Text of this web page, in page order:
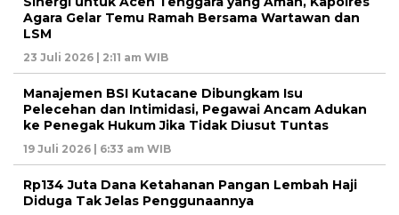
Agara Gelar Temu Ramah Bersama Wartawan dan
LSM
23 Juli 2026 | 2:11 am WIB
Manajemen BSI Kutacane Dibungkam Isu
Pelecehan dan Intimidasi, Pegawai Ancam Adukan
ke Penegak Hukum Jika Tidak Diusut Tuntas
19 Juli 2026 | 6:33 am WIB
Rp134 Juta Dana Ketahanan Pangan Lembah Haji
Diduga Tak Jelas Penggunaannya